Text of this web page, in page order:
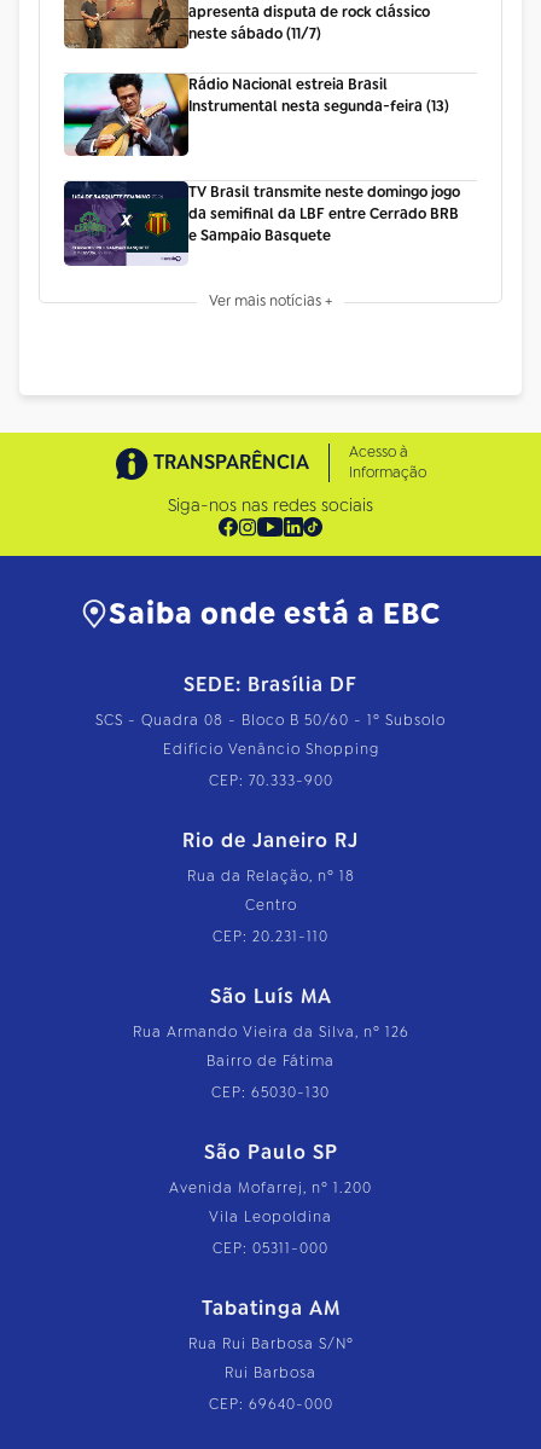
apresenta disputa de rock clássico
neste sábado (11/7)
Rádio Nacional estreia Brasil
Instrumental nesta segunda-feira (13)
TV Brasil transmite neste domingo jogo
da semifinal da LBF entre Cerrado BRB
e Sampaio Basquete
Ver mais notícias +
TRANSPARÊNCIA
Acesso à
Informação
Siga-nos nas redes sociais
Saiba onde está a EBC
SEDE: Brasília DF
SCS - Quadra 08 - Bloco B 50/60 - 1º Subsolo
Edifício Venâncio Shopping
CEP: 70.333-900
Rio de Janeiro RJ
Rua da Relação, nº 18
Centro
CEP: 20.231-110
São Luís MA
Rua Armando Vieira da Silva, nº 126
Bairro de Fátima
CEP: 65030-130
São Paulo SP
Avenida Mofarrej, nº 1.200
Vila Leopoldina
CEP: 05311-000
Tabatinga AM
Rua Rui Barbosa S/Nº
Rui Barbosa
CEP: 69640-000